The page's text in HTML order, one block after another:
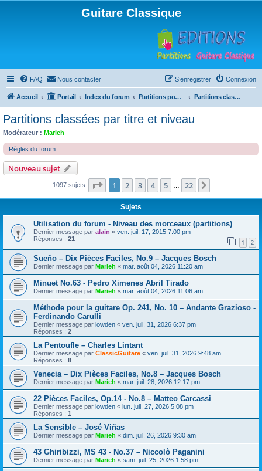
Guitare Classique
FAQ Nous contacter Connexion
S’enregistrer
Accueil Portail Index du forum Partitions pour guitare en libre téléchargement Partitions classées par titre et niveau
Partitions classées par titre et niveau
Modérateur : Marieh
Règles du forum
Nouveau sujet
1097 sujets Page 1sur22
1 2 3 4 5 22
Sujets
Utilisation du forum - Niveau des morceaux (partitions)
Dernier message par alain « ven. juil. 17, 2015 7:00 pm
Réponses : 21 1 2
Sueño – Dix Pièces Faciles, No.9 – Jacques Bosch
Dernier message par Marieh « mar. août 04, 2026 11:20 am
Minuet No.63 - Pedro Ximenes Abril Tirado
Dernier message par Marieh « mar. août 04, 2026 11:06 am
Méthode pour la guitare Op. 241, No. 10 – Andante Grazioso -
Ferdinando Carulli
Dernier message par lowden « ven. juil. 31, 2026 6:37 pm
Réponses : 2
La Pentoufle – Charles Lintant
Dernier message par ClassicGuitare « ven. juil. 31, 2026 9:48 am
Réponses : 8
Venecia – Dix Pièces Faciles, No.8 – Jacques Bosch
Dernier message par Marieh « mar. juil. 28, 2026 12:17 pm
22 Pièces Faciles, Op.14 - No.8 – Matteo Carcassi
Dernier message par lowden « lun. juil. 27, 2026 5:08 pm
Réponses : 1
La Sensible – José Viñas
Dernier message par Marieh « dim. juil. 26, 2026 9:30 am
43 Ghiribizzi, MS 43 - No.37 – Niccolò Paganini
Dernier message par Marieh « sam. juil. 25, 2026 1:58 pm